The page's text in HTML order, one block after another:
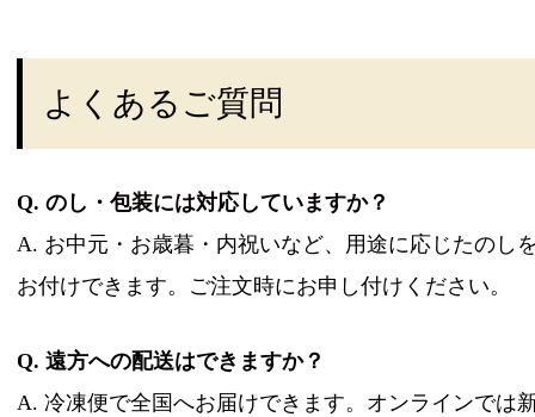
よくあるご質問
Q. のし・包装には対応していますか？
A. お中元・お歳暮・内祝いなど、用途に応じたのし
お付けできます。ご注文時にお申し付けください。
Q. 遠方への配送はできますか？
A. 冷凍便で全国へお届けできます。オンラインでは